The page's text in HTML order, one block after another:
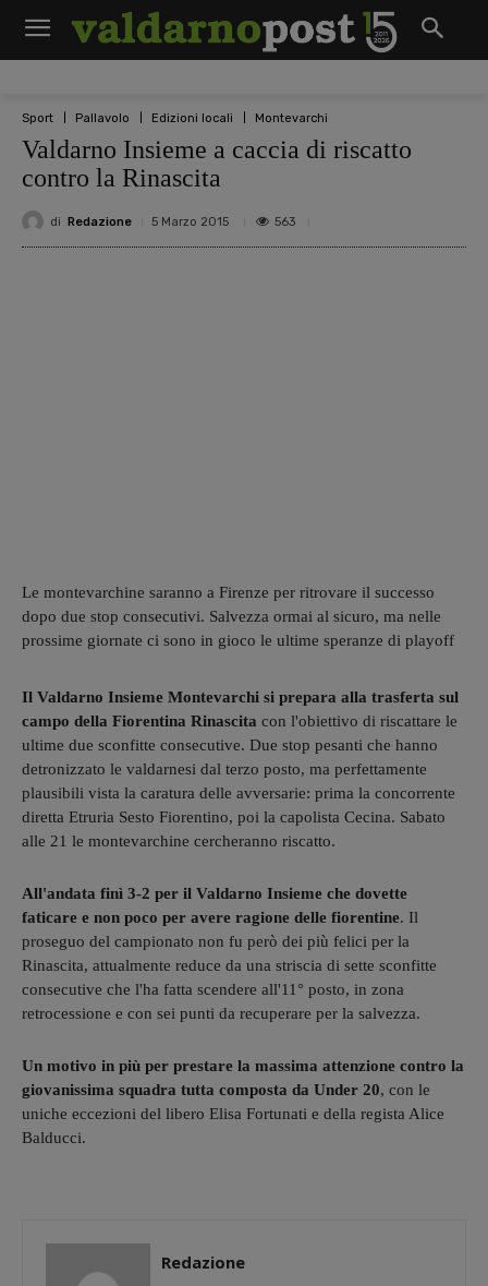
Sport Pallavolo Edizioni locali Montevarchi
Valdarno Insieme a caccia di riscatto
contro la Rinascita
di Redazione 5 Marzo 2015 563
Le montevarchine saranno a Firenze per ritrovare il successo
dopo due stop consecutivi. Salvezza ormai al sicuro, ma nelle
prossime giornate ci sono in gioco le ultime speranze di playoff
Il Valdarno Insieme Montevarchi si prepara alla trasferta sul
campo della Fiorentina Rinascita con l'obiettivo di riscattare le
ultime due sconfitte consecutive. Due stop pesanti che hanno
detronizzato le valdarnesi dal terzo posto, ma perfettamente
plausibili vista la caratura delle avversarie: prima la concorrente
diretta Etruria Sesto Fiorentino, poi la capolista Cecina. Sabato
alle 21 le montevarchine cercheranno riscatto.
All'andata finì 3-2 per il Valdarno Insieme che dovette
faticare e non poco per avere ragione delle fiorentine. Il
proseguo del campionato non fu però dei più felici per la
Rinascita, attualmente reduce da una striscia di sette sconfitte
consecutive che l'ha fatta scendere all'11° posto, in zona
retrocessione e con sei punti da recuperare per la salvezza.
Un motivo in più per prestare la massima attenzione contro la
giovanissima squadra tutta composta da Under 20, con le
uniche eccezioni del libero Elisa Fortunati e della regista Alice
Balducci.
Redazione